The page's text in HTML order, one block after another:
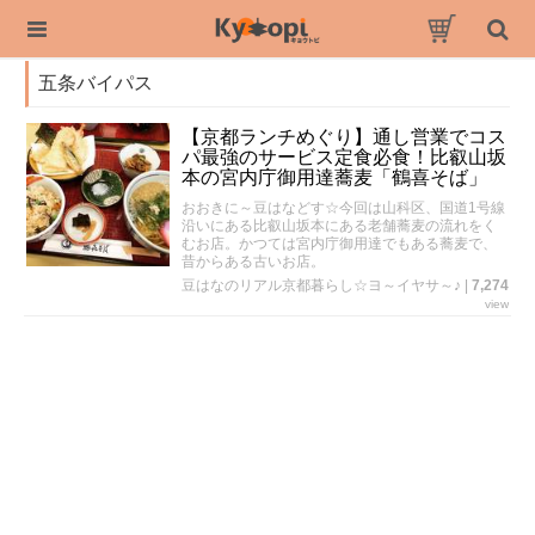
五条バイパス
【京都ランチめぐり】通し営業でコス
パ最強のサービス定食必食！比叡山坂
本の宮内庁御用達蕎麦「鶴喜そば」
おおきに～豆はなどす☆今回は山科区、国道1号線
沿いにある比叡山坂本にある老舗蕎麦の流れをく
むお店。かつては宮内庁御用達でもある蕎麦で、
昔からある古いお店。
豆はなのリアル京都暮らし☆ヨ～イヤサ～♪
7,274
view